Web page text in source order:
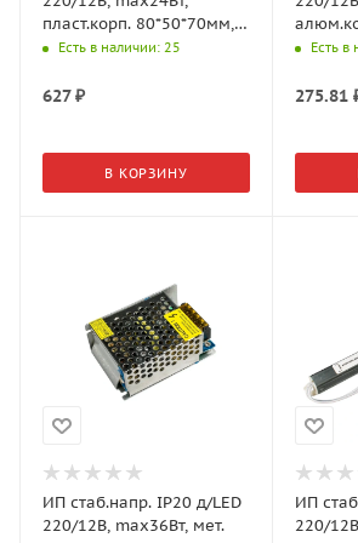
пласт.корп. 80*50*70мм,
Черный (GLS)
Есть в наличии: 25
627₽
В КОРЗИНУ
(GLS)Есть в
275.81
ИП стаб.напр. IP20 д/LED
220/12В, max36Вт, мет.
ИП
220/